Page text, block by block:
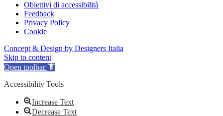
Obiettivi di accessibilità
Feedback
Privacy Policy
Cookie
Concept & Design by Designers Italia
Skip to content
Open toolbar
Accessibility Tools
Increase Text
Decrease Text